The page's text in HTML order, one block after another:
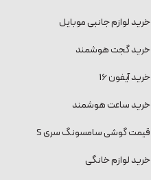
خرید لوازم جانبی موبایل
خرید گجت هوشمند
خرید آیفون 16
خرید ساعت هوشمند
قیمت گوشی سامسونگ سری S
خرید لوازم خانگی